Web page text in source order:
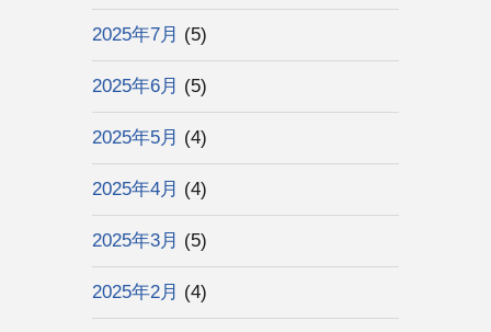
2025年7月 (5)
2025年6月 (5)
2025年5月 (4)
2025年4月 (4)
2025年3月 (5)
2025年2月 (4)